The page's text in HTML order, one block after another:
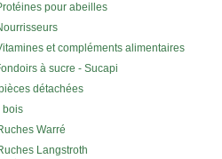
pour abeilles
et compléments alimentaires
à sucre - Sucapi
détachées
bois
Warré
Langstroth